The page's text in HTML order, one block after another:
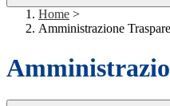
Home >
Amministrazione